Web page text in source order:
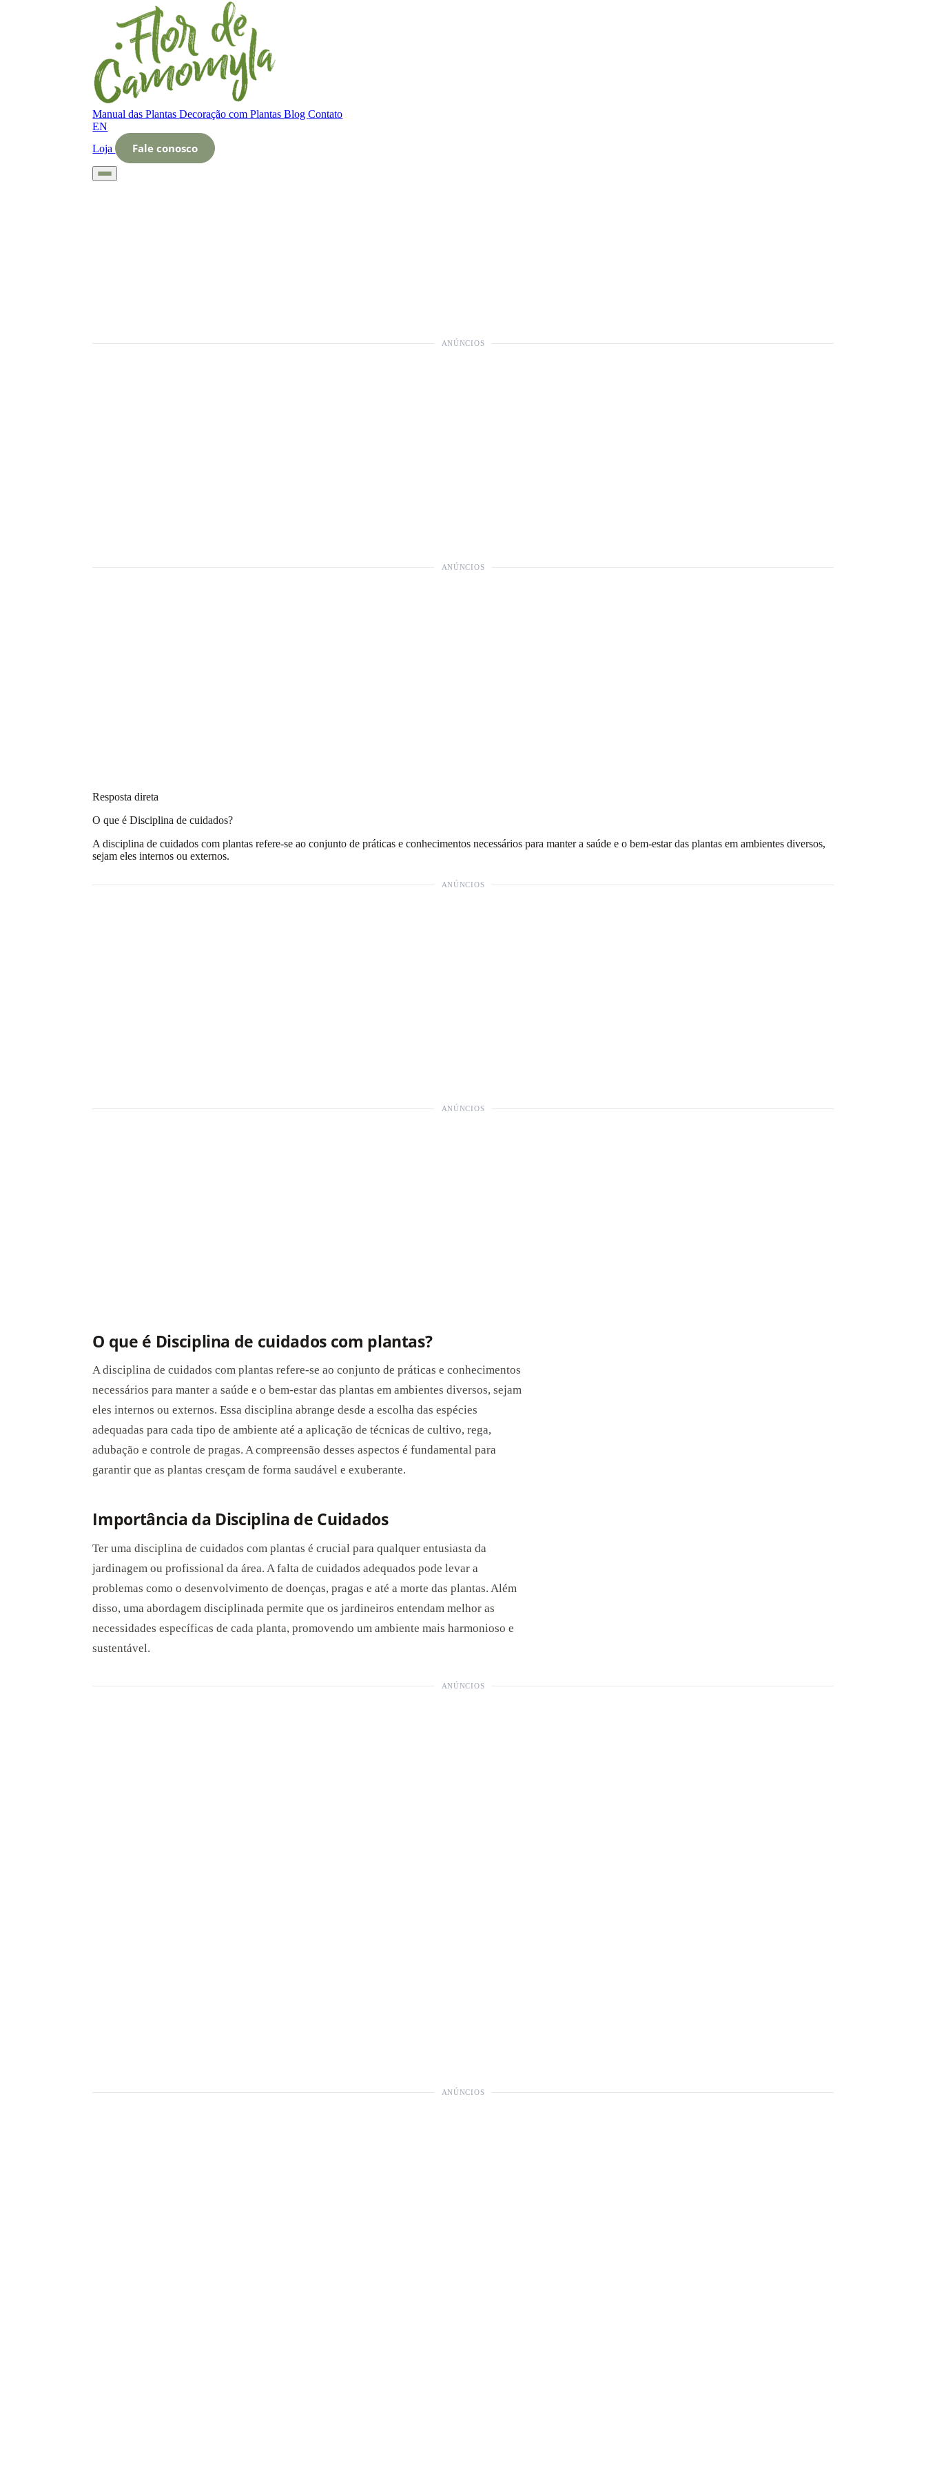
Manual das PlantasDecoração com PlantasBlogContato
EN
Loja
Fale conosco
ANÚNCIOS
ANÚNCIOS
Resposta direta
O que é Disciplina de cuidados?
A disciplina de cuidados com plantas refere-se ao conjunto de práticas e conhecimentos necessários para manter a saúde e o bem-estar das plantas em ambientes diversos,
sejam eles internos ou externos.
ANÚNCIOS
ANÚNCIOS
O que é Disciplina de cuidados com plantas?
A disciplina de cuidados com plantas refere-se ao conjunto de práticas e conhecimentos
necessários para manter a saúde e o bem-estar das plantas em ambientes diversos, sejam
eles internos ou externos. Essa disciplina abrange desde a escolha das espécies
adequadas para cada tipo de ambiente até a aplicação de técnicas de cultivo, rega,
adubação e controle de pragas. A compreensão desses aspectos é fundamental para
garantir que as plantas cresçam de forma saudável e exuberante.
Importância da Disciplina de Cuidados
Ter uma disciplina de cuidados com plantas é crucial para qualquer entusiasta da
jardinagem ou profissional da área. A falta de cuidados adequados pode levar a
problemas como o desenvolvimento de doenças, pragas e até a morte das plantas. Além
disso, uma abordagem disciplinada permite que os jardineiros entendam melhor as
necessidades específicas de cada planta, promovendo um ambiente mais harmonioso e
sustentável.
ANÚNCIOS
ANÚNCIOS